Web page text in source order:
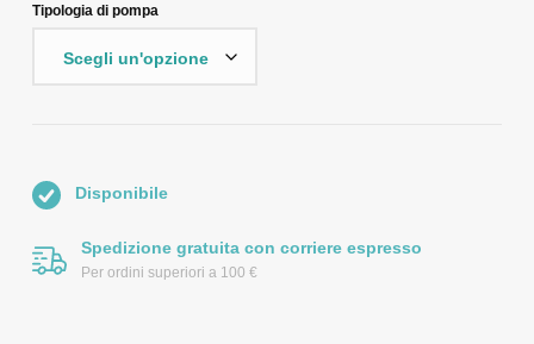
Tipologia di pompa
Disponibile
Spedizione gratuita con corriere espresso
Per ordini superiori a 100 €